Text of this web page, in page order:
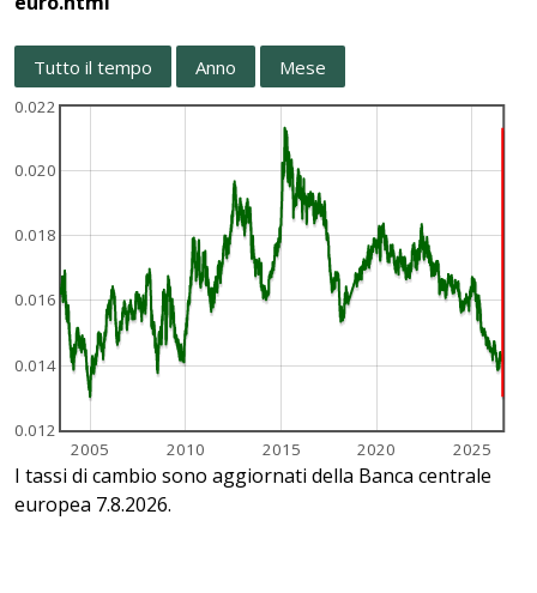
Tutto il tempo Anno Mese
2005 2010 2015 2020 2025
0.012
0.014
0.016
0.018
0.020
0.022
I tassi di cambio sono aggiornati della Banca centrale
europea 7.8.2026.